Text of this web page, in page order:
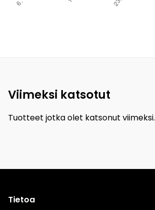
Viimeksi katsotut
Tuotteet jotka olet katsonut viimeksi.
Tietoa